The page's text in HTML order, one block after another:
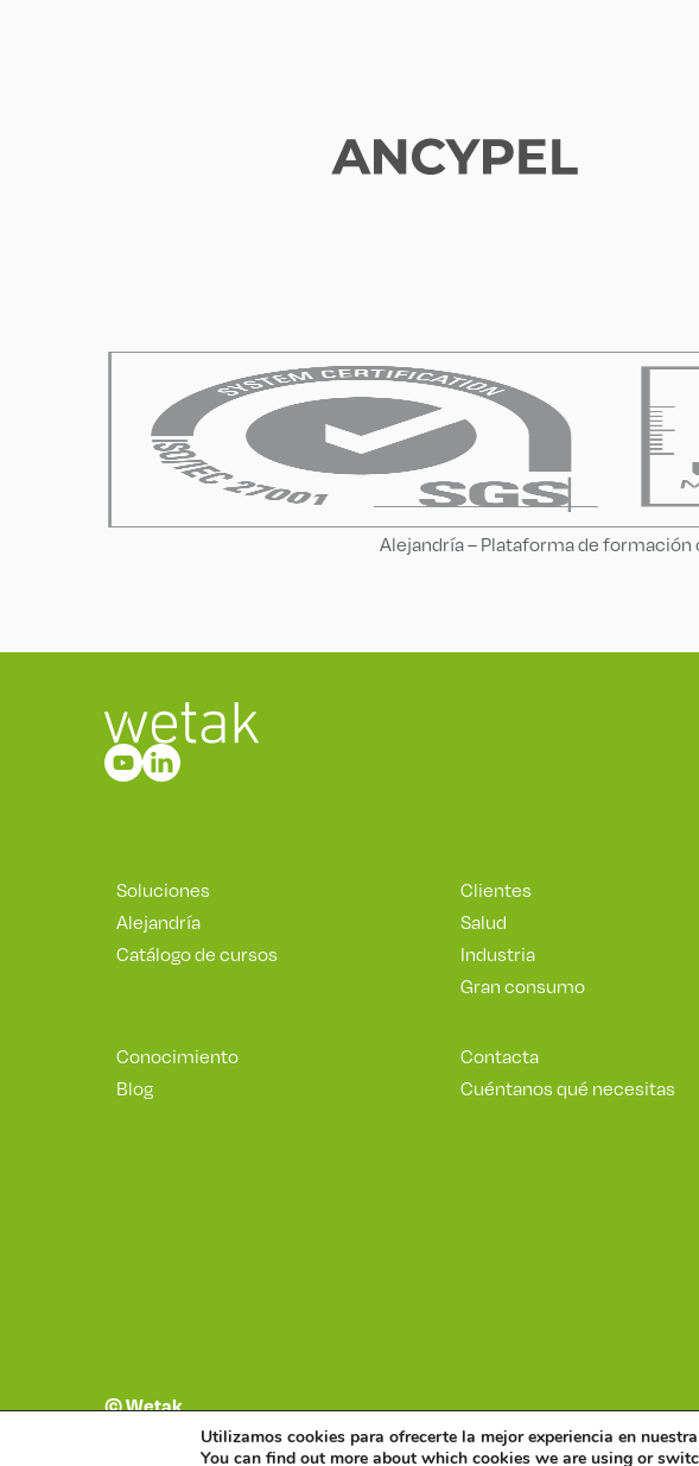
Alejandría – Plataforma de
Soluciones
Alejandría
Catálogo de cursos
Clientes
Salud
Industria
Gran consumo
Conocimiento
Blog
Contacta
Cuéntanos qué necesitas
©Wetak
Política de seguridad de la informaciónPolítica de seguridad ENS
Utilizamos cookies para ofrecerte la mejor experiencia en
You can find out more about which cookies we are using or